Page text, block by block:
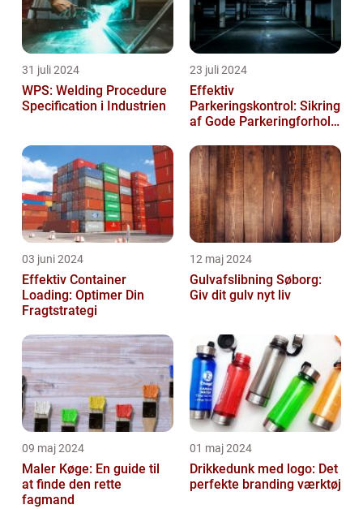
31 juli 2024
WPS: Welding Procedure
Specification i Industrien
23 juli 2024
Effektiv
Parkeringskontrol: Sikring
af Gode Parkeringforhold
03 juni 2024
Effektiv Container
Loading: Optimer Din
Fragtstrategi
12 maj 2024
Gulvafslibning Søborg:
Giv dit gulv nyt liv
09 maj 2024
Maler Køge: En guide til
at finde den rette
fagmand
01 maj 2024
Drikkedunk med logo: Det
perfekte branding værktøj